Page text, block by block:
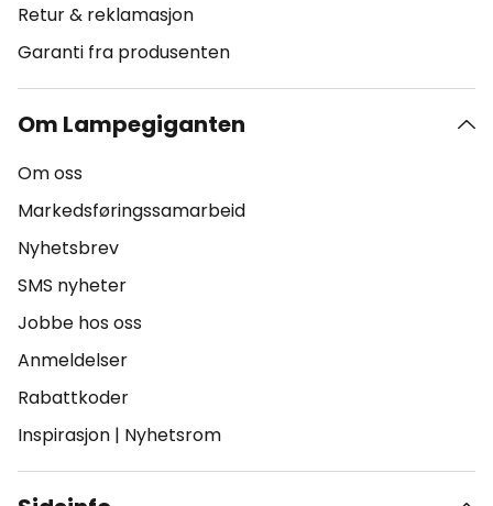
Retur & reklamasjon
Garanti fra produsenten
Om Lampegiganten
Om oss
Markedsføringssamarbeid
Nyhetsbrev
SMS nyheter
Jobbe hos oss
Anmeldelser
Rabattkoder
Inspirasjon | Nyhetsrom